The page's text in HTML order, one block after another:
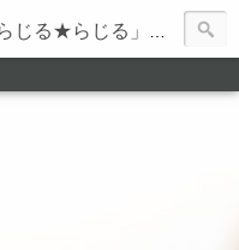
らじる」の録音履歴